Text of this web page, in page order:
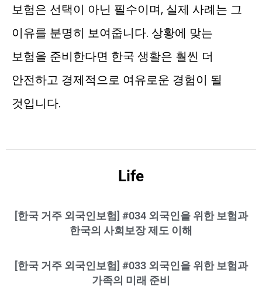
보험은 선택이 아닌 필수이며, 실제 사례는 그
이유를 분명히 보여줍니다. 상황에 맞는
보험을 준비한다면 한국 생활은 훨씬 더
안전하고 경제적으로 여유로운 경험이 될
것입니다.
Life
[한국 거주 외국인보험] #034 외국인을 위한 보험과
한국의 사회보장 제도 이해
[한국 거주 외국인보험] #033 외국인을 위한 보험과
가족의 미래 준비